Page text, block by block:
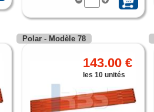
Polar - Modèle 78
143.00 €
les 10 unités